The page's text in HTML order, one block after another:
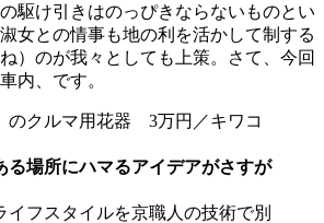
駆け引きはのっぴきならないものとい
女との情事も地の利を活かして制する
）のが我々としても上策。さて、今回
内、です。
る場所にハマるアイデアがさすが
イフスタイルを京職人の技術で別